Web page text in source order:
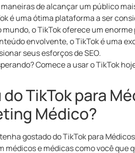
de alcançar um público
é uma ótima plataforma a ser
o TikTok oferece um
envolvente, o TikTok é uma
seus esforços de SEO.
Comece a usar o TikTok
TikTok para
Médico?
gostado do TikTok para
médicos e médicas como você que